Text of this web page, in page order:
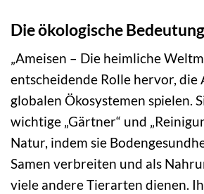
Die ökologische
„Ameisen – Die heimliche
entscheidende Rolle hervor, die
globalen Ökosystemen spielen.
wichtige „Gärtner“ und
Natur, indem sie
Samen verbreiten und als
viele andere Tierarten dienen.